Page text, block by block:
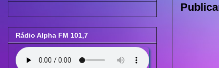
Rádio Alpha FM 101,7